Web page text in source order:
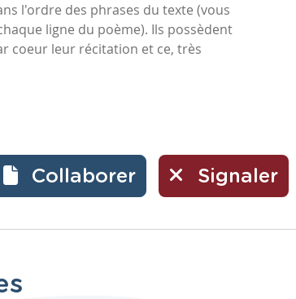
l'ordre des phrases du texte (vous
ligne du poème). Ils possèdent
coeur leur récitation et ce, très
Collaborer Signaler